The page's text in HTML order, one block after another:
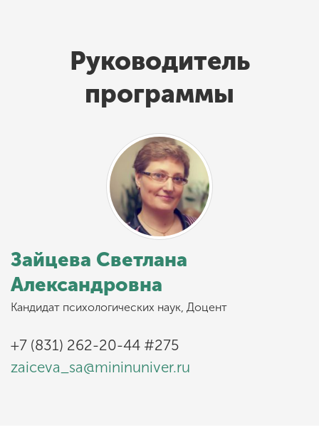
Руководитель
программы
Зайцева Светлана
Александровна
Кандидат психологических наук, Доцент
+7 (831) 262-20-44 #275
zaiceva_sa@mininuniver.ru